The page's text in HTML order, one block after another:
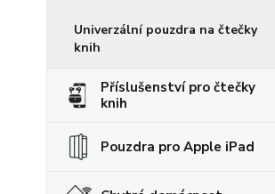
Univerzální pouzdra na čtečky
knih
Příslušenství pro čtečky
knih
Pouzdra pro Apple iPad